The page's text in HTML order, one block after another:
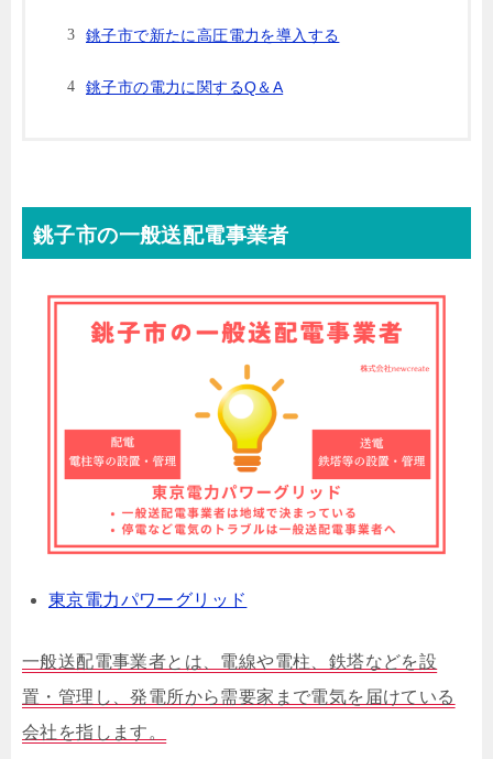
銚子市で新たに高圧電力を導入する
銚子市の電力に関するQ＆A
銚子市の一般送配電事業者
東京電力パワーグリッド
一般送配電事業者とは、電線や電柱、鉄塔などを設
置・管理し、発電所から需要家まで電気を届けている
会社を指します。